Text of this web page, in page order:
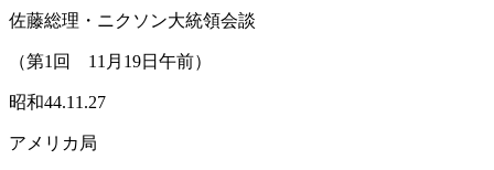
佐藤総理・ニクソン大統領会談
（第1回 11月19日午前）
昭和44.11.27
アメリカ局